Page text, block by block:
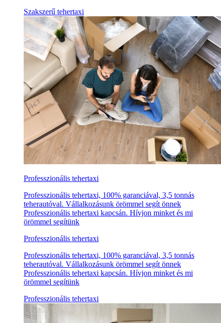
Szakszerű tehertaxi
Professzionális tehertaxi
Professzionális tehertaxi, 100% garanciával, 3,5 tonnás
teherautóval. Vállalkozásunk örömmel segít önnek
Professzionális tehertaxi kapcsán. Hívjon minket és mi
örömmel segítünk
Professzionális tehertaxi
Professzionális tehertaxi, 100% garanciával, 3,5 tonnás
teherautóval. Vállalkozásunk örömmel segít önnek
Professzionális tehertaxi kapcsán. Hívjon minket és mi
örömmel segítünk
Professzionális tehertaxi